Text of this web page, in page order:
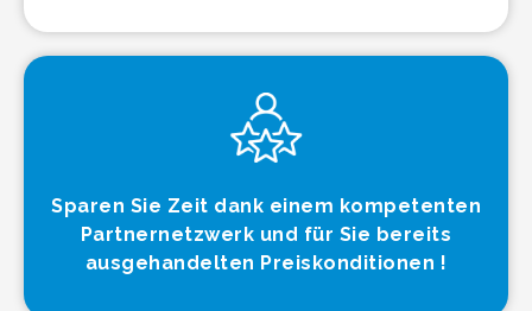
Sparen Sie Zeit dank einem kompetenten
Partnernetzwerk und für Sie bereits
ausgehandelten Preiskonditionen !